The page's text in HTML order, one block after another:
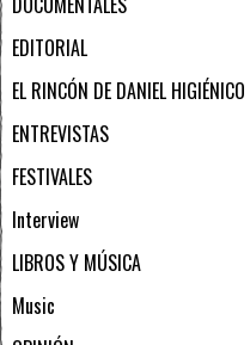
EDITORIAL
EL RINCÓN DE DANIEL HIGIÉNICO
ENTREVISTAS
FESTIVALES
Interview
LIBROS Y MÚSICA
Music